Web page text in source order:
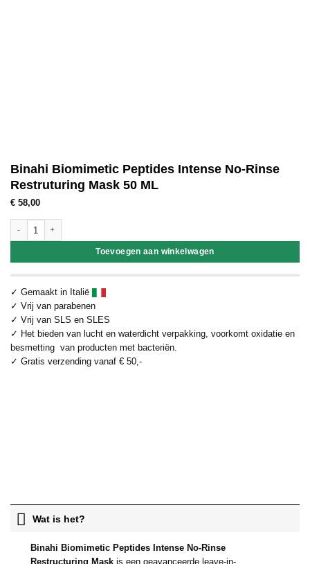
Binahi Biomimetic Peptides Intense No-Rinse
Restruturing Mask 50 ML
€ 58,00
Toevoegen aan winkelwagen
✓ Gemaakt in Italië
✓ Vrij van parabenen
✓ Vrij van SLS en SLES
✓ Het bieden van lucht en waterdicht verpakking, voorkomt oxidatie en
besmetting van producten met bacteriën.
✓ Gratis verzending vanaf € 50,-
Wat is het?
Binahi Biomimetic Peptides Intense No-Rinse
Restructuring Mask is een geavanceerde leave-in-